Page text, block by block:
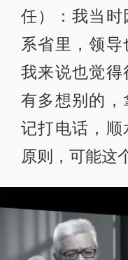
任）：我当时
系省里，领
我来说也觉
有多想别的，
记打电话，顺
原则，可能这